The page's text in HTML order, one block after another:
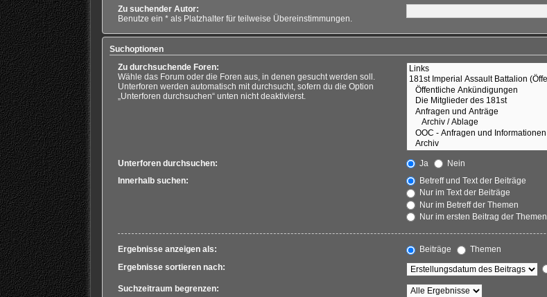
Zu suchender Autor:
Benutze ein * als Platzhalter für teilweise Übereinstimmungen.
Suchoptionen
Zu durchsuchende Foren:
Wähle das Forum oder die Foren aus, in denen gesucht werden soll.
Unterforen werden automatisch mit durchsucht, sofern du die Option
„Unterforen durchsuchen“ unten nicht deaktivierst.
Unterforen durchsuchen: Ja
Nein
Innerhalb suchen:
Betreff und Text der Beiträge
Nur im Text der Beiträge
Nur im Betreff der Themen
Nur im ersten Beitrag der Themen
Ergebnisse anzeigen als: Beiträge
Themen
Ergebnisse sortieren nach:
Suchzeitraum begrenzen: